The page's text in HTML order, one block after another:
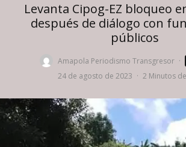
Levanta Cipog-EZ bloqueo
después de diálogo con
públicos
Amapola Periodismo Transgresor ·
24 de agosto de 2023 · 2 Minutos